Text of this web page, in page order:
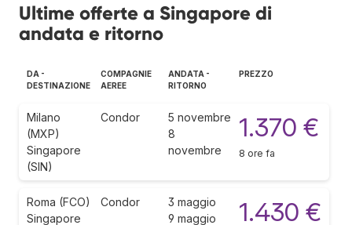
Ultime offerte a Singapore di
andata e ritorno
DA -
DESTINAZIONE
COMPAGNIE
AEREE
ANDATA -
RITORNO
PREZZO
Milano
(MXP)
Singapore
(SIN)
Condor
5 novembre
8
novembre
1.370 €
8 ore fa
Roma (FCO)
Singapore
Condor
3 maggio
9 maggio
1.430 €